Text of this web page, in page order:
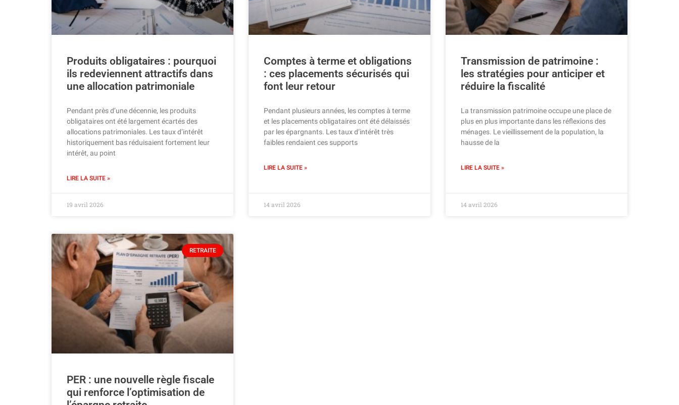
Produits obligataires : pourquoi
ils redeviennent attractifs dans
une allocation patrimoniale
Pendant près d’une décennie, les produits
obligataires ont été largement écartés des
allocations patrimoniales. Les taux d’intérêt
historiquement bas réduisaient fortement leur
intérêt, au point
LIRE LA SUITE »
19 avril 2026
Comptes à terme et obligations
: ces placements sécurisés qui
font leur retour
Pendant plusieurs années, les comptes à terme
et les placements obligataires ont été délaissés
par les épargnants. Les taux d’intérêt très
faibles rendaient ces supports
LIRE LA SUITE »
14 avril 2026
Transmission de patrimoine :
les stratégies pour anticiper et
réduire la fiscalité
La transmission patrimoine occupe une place de
plus en plus importante dans les réflexions des
ménages. Le vieillissement de la population, la
hausse de la
LIRE LA SUITE »
14 avril 2026
RETRAITE
PER : une nouvelle règle fiscale
qui renforce l’optimisation de